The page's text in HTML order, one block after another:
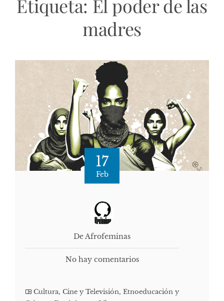
Etiqueta: El poder de las
madres
17
Feb
De Afrofeminas
No hay comentarios
Cultura, Cine y Televisión, Etnoeducación y